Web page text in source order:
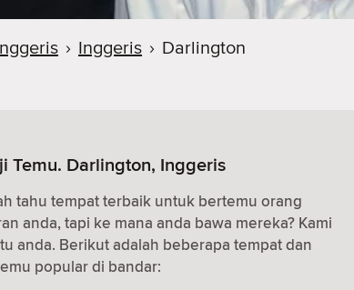
Inggeris › Inggeris › Darlington
Temu. Darlington, Inggeris
tahu tempat terbaik untuk bertemu orang
anda, tapi ke mana anda bawa mereka? Kami
anda. Berikut adalah beberapa tempat dan
popular di bandar: